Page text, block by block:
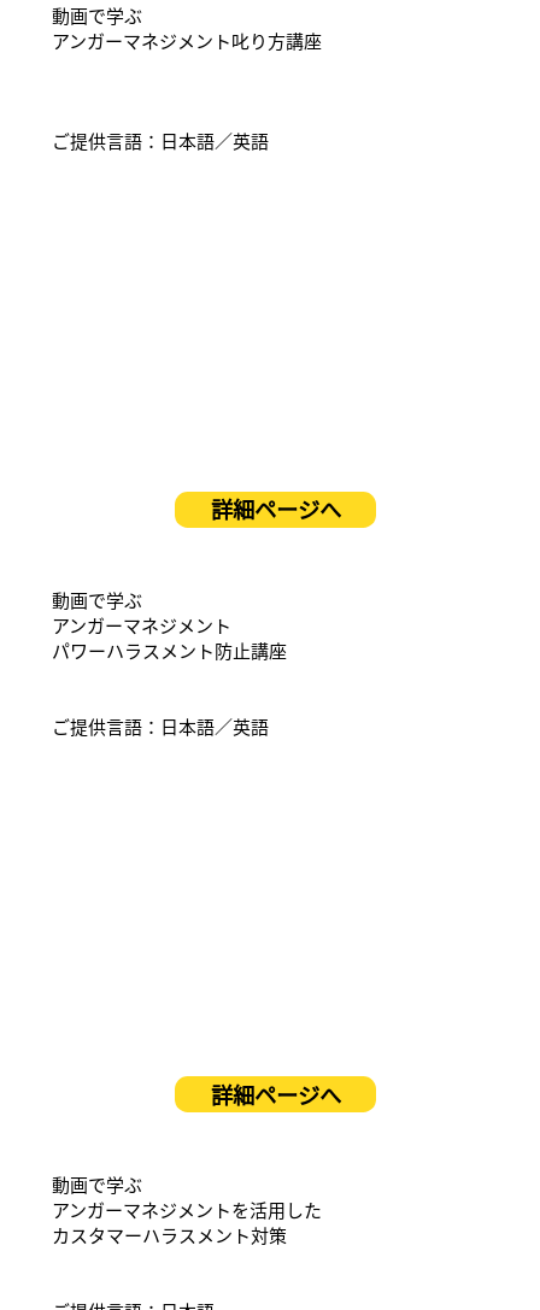
動画で学ぶ
アンガーマネジメント叱り方講座
ご提供言語：日本語／英語
詳細ページへ
動画で学ぶ
アンガーマネジメント
パワーハラスメント防止講座
ご提供言語：日本語／英語
詳細ページへ
動画で学ぶ
アンガーマネジメントを活用した
カスタマーハラスメント対策